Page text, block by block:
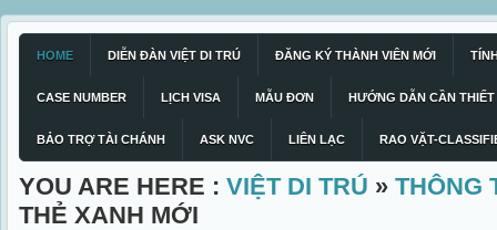
HOME DIỄN ĐÀN VIỆT DI TRÚ ĐĂNG KÝ THÀNH VIÊN MỚI
CASE NUMBER LỊCH VISA MẪU ĐƠN HƯỚNG DẪN CẦN THIẾT
BẢO TRỢ TÀI CHÁNH ASK NVC LIÊN LẠC RAO VẶT-
YOU ARE HERE : VIỆT DI TRÚ » THÔNG
THẺ XANH MỚI